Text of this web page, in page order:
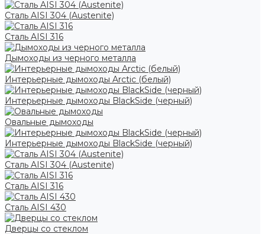
Сталь AISI 304 (Austenite)
Сталь AISI 316
Дымоходы из черного металла
Интерьерные дымоходы Arctic (белый)
Интерьерные дымоходы BlackSide (черный)
Овальные дымоходы
Интерьерные дымоходы BlackSide (черный)
Сталь AISI 304 (Austenite)
Сталь AISI 316
Сталь AISI 430
Дверцы со стеклом